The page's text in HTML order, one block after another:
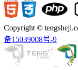
Copyright ©
备15039008号-9